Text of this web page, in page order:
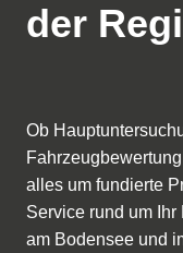
der
Ob
alles um fundierte
Service rund um
am Bodensee und